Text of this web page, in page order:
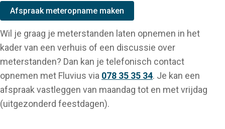
Afspraak meteropname maken
Wil je graag je meterstanden laten opnemen in het
kader van een verhuis of een discussie over
meterstanden? Dan kan je telefonisch contact
opnemen met Fluvius via 078 35 35 34. Je kan een
afspraak vastleggen van maandag tot en met vrijdag
(uitgezonderd feestdagen).